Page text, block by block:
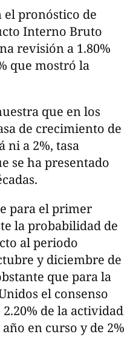
pronóstico de
Interno Bruto
revisión a 1.80%
que mostró la
que en los
de crecimiento de
ni a 2%, tasa
se ha presentado
para el primer
la probabilidad de
al periodo
y diciembre de
que para la
el consenso
de la actividad
en curso y de 2%